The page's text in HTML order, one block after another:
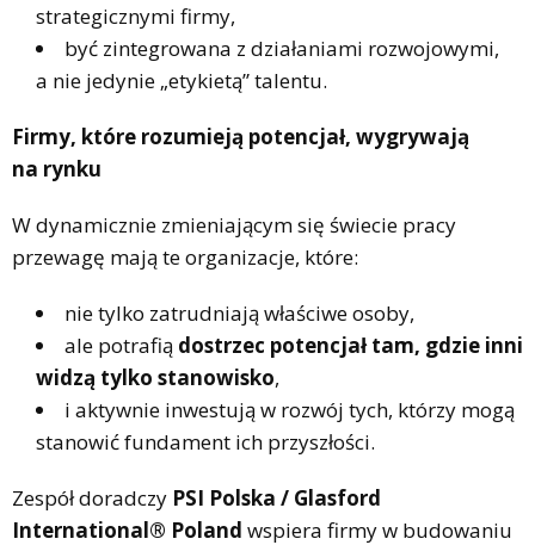
strategicznymi firmy,
być zintegrowana z działaniami rozwojowymi,
a nie jedynie „etykietą” talentu.
Firmy, które rozumieją potencjał, wygrywają
na rynku
W dynamicznie zmieniającym się świecie pracy
przewagę mają te organizacje, które:
nie tylko zatrudniają właściwe osoby,
ale potrafią dostrzec potencjał tam, gdzie inni
widzą tylko stanowisko,
i aktywnie inwestują w rozwój tych, którzy mogą
stanowić fundament ich przyszłości.
Zespół doradczy PSI Polska / Glasford
International® Poland wspiera firmy w budowaniu